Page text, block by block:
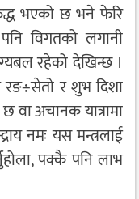
भएको छ भने फेरि
विगतको लगानी
रहेको देखिन्छ ।
र शुभ दिशा
वा अचानक यात्रामा
नमः यस मन्त्रलाई
पक्कै पनि लाभ